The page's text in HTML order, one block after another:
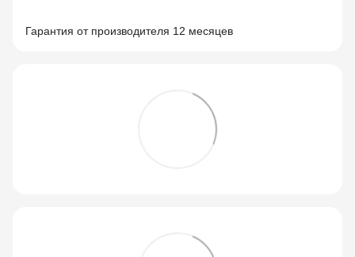
Гарантия от производителя 12 месяцев